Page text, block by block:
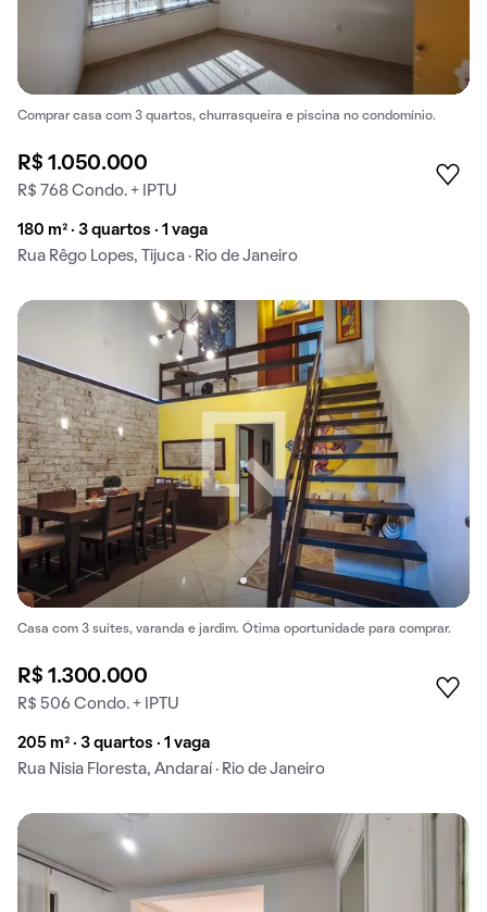
Comprar casa com 3 quartos, churrasqueira e piscina no condomínio.
R$ 1.050.000
R$ 768 Condo. + IPTU
180 m² · 3 quartos · 1 vaga
Rua Rêgo Lopes, Tijuca · Rio de Janeiro
Casa com 3 suítes, varanda e jardim. Ótima oportunidade para comprar.
R$ 1.300.000
R$ 506 Condo. + IPTU
205 m² · 3 quartos · 1 vaga
Rua Nisia Floresta, Andaraí · Rio de Janeiro